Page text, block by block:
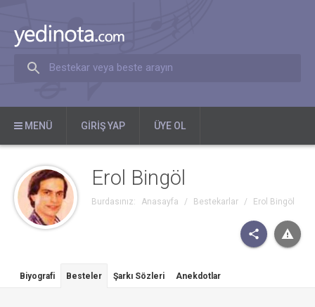
Bestekar veya beste arayın
MENÜ GIRIŞ YAP ÜYE OL
Erol Bingöl
Burdasınız: Anasayfa / Bestekarlar / Erol Bingöl
Biyografi Besteler Şarkı Sözleri Anekdotlar